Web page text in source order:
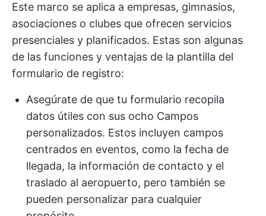
Este marco se aplica a empresas, gimnasios,
asociaciones o clubes que ofrecen servicios
presenciales y planificados. Estas son algunas
de las funciones y ventajas de la plantilla del
formulario de registro:
Asegúrate de que tu formulario recopila
datos útiles con sus ocho Campos
personalizados. Estos incluyen campos
centrados en eventos, como la fecha de
llegada, la información de contacto y el
traslado al aeropuerto, pero también se
pueden personalizar para cualquier